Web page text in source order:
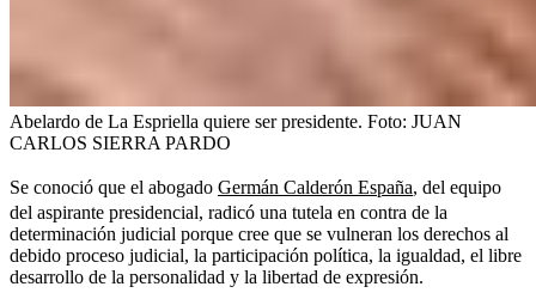
Abelardo de La Espriella quiere ser presidente. Foto: JUAN
CARLOS SIERRA PARDO
Se conoció que el abogado Germán Calderón España, del equipo
del aspirante presidencial, radicó una tutela en contra de la
determinación judicial porque cree que se vulneran los derechos al
debido proceso judicial, la participación política, la igualdad, el libre
desarrollo de la personalidad y la libertad de expresión.